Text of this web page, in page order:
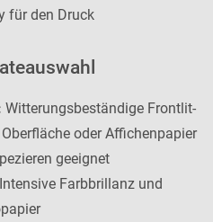
für den Druck
Witterungsbeständige Frontlit-
oder Affichenpapier
geeignet
Intensive Farbbrillanz und